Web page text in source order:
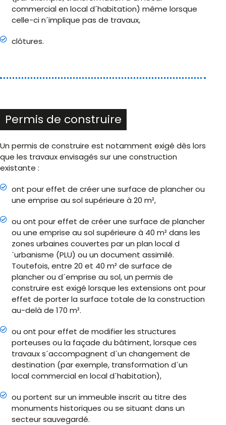
commercial en local d´habitation) même lorsque
celle-ci n´implique pas de travaux,
clôtures.
Permis de construire
Un permis de construire est notamment exigé dès lors
que les travaux envisagés sur une construction
existante :
ont pour effet de créer une surface de plancher ou
une emprise au sol supérieure à 20 m²,
ou ont pour effet de créer une surface de plancher
ou une emprise au sol supérieure à 40 m² dans les
zones urbaines couvertes par un plan local d
´urbanisme (PLU) ou un document assimilé.
Toutefois, entre 20 et 40 m² de surface de
plancher ou d´emprise au sol, un permis de
construire est exigé lorsque les extensions ont pour
effet de porter la surface totale de la construction
au-delà de 170 m².
ou ont pour effet de modifier les structures
porteuses ou la façade du bâtiment, lorsque ces
travaux s´accompagnent d´un changement de
destination (par exemple, transformation d´un
local commercial en local d´habitation),
ou portent sur un immeuble inscrit au titre des
monuments historiques ou se situant dans un
secteur sauvegardé.